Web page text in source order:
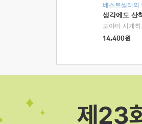
베스트셀러의
생각에도 산
도야마 시게
14,400원